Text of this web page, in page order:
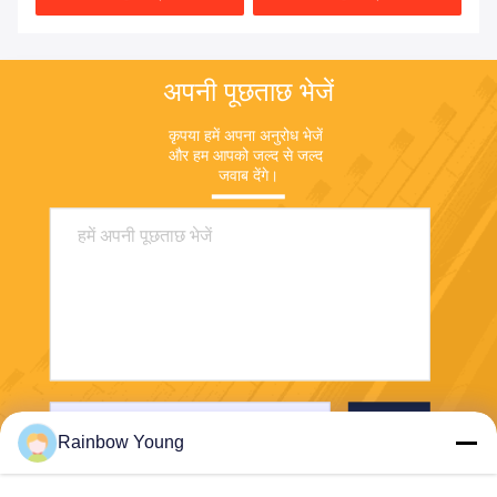
अपनी पूछताछ भेजें
कृपया हमें अपना अनुरोध भेजें
और हम आपको जल्द से जल्द
जवाब देंगे।
Rainbow Young